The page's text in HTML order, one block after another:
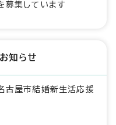
募集しています
知らせ
古屋市結婚新生活応援